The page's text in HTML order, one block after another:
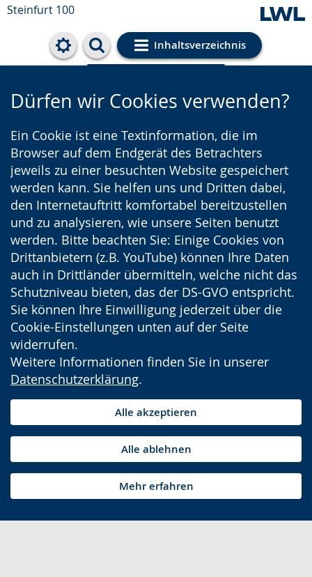
Steinfurt 100
Inhaltsverzeichnis
Cookie-Einstellungen
Dürfen wir Cookies verwenden?
Ein Cookie ist eine Textinformation, die im
Browser auf dem Endgerät des Betrachters
jeweils zu einer besuchten Website gespeichert
werden kann. Sie helfen uns und Dritten dabei,
den Internetauftritt komfortabel bereitzustellen
und zu analysieren, wie unsere Seiten benutzt
werden. Bitte beachten Sie: Einige Cookies von
Drittanbietern (z.B. YouTube) können Ihre Daten
auch in Drittländer übermitteln, welche nicht das
Schutzniveau bieten, das der DS-GVO entspricht.
Sie können Ihre Einwilligung jederzeit über die
Cookie-Einstellungen unten auf der Seite
widerrufen.
Weitere Informationen finden Sie in unserer
Datenschutzerklärung.
Alle akzeptieren
Alle ablehnen
Mehr erfahren